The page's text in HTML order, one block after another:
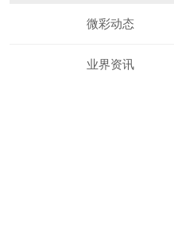
微彩动态
业界资讯